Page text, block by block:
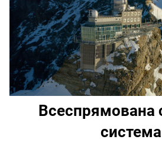
Всеспрямована
система